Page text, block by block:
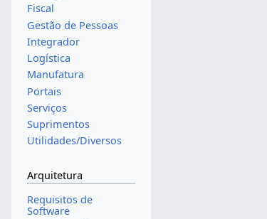
Fiscal
Gestão de Pessoas
Integrador
Logística
Manufatura
Portais
Serviços
Suprimentos
Utilidades/Diversos
Arquitetura
Requisitos de
Software